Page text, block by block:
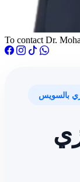
To contact Dr.
بالسويس